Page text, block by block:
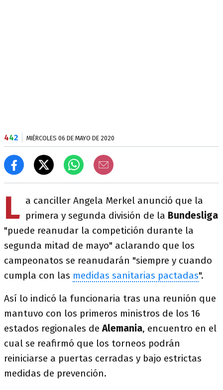
442 MIÉRCOLES 06 DE MAYO DE 2020
L a canciller Angela Merkel anunció que la
primera y segunda división de la Bundesliga
"puede reanudar la competición durante la
segunda mitad de mayo" aclarando que los
campeonatos se reanudarán "siempre y cuando
cumpla con las medidas sanitarias pactadas".
Así lo indicó la funcionaria tras una reunión que
mantuvo con los primeros ministros de los 16
estados regionales deAlemania, encuentro en el
cual se reafirmó que los torneos podrán
reiniciarse a puertas cerradas y bajo estrictas
medidas de prevención.